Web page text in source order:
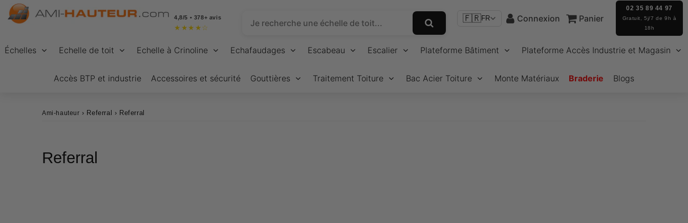
4,8/5 • 378+ avis
★ ★ ★ ★ ☆
🇫🇷FR Connexion Panier
02 35 89 44 97
Gratuit, 5j/7 de 9h à
18h
Échelles Echelle de toit Echelle à Crinoline Echafaudages Escabeau Escalier Plateforme Bâtiment Plateforme Accès Industrie et Magasin
Accès BTP et industrie Accessoires et sécurité Gouttières Traitement Toiture Bac Acier Toiture Monte Matériaux Braderie Blogs
Ami-hauteur › Referral › Referral
Referral